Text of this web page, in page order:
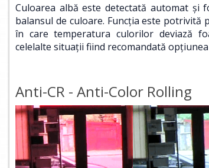
Culoarea albă este detectată automat şi
balansul de culoare. Funcţia este potrivită
în care temperatura culorilor deviază
celelalte situaţii fiind recomandată opţiunea
Anti-CR - Anti-Color Rolling